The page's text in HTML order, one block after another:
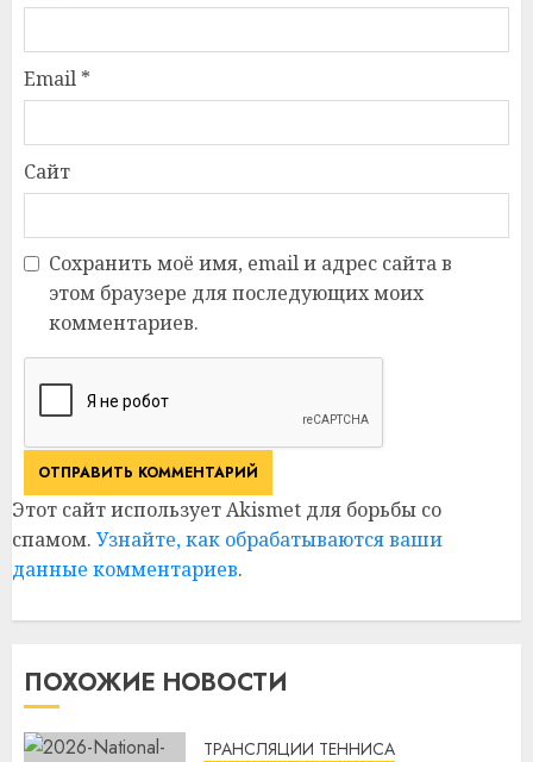
Email *
Сайт
Сохранить моё имя, email и адрес сайта в
этом браузере для последующих моих
комментариев.
Этот сайт использует Akismet для борьбы со
спамом. Узнайте, как обрабатываются ваши
данные комментариев.
ПОХОЖИЕ НОВОСТИ
ТРАНСЛЯЦИИ ТЕННИСА